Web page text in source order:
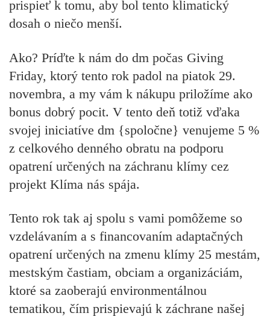
prispieť k tomu, aby bol tento klimatický
dosah o niečo menší.
Ako? Príďte k nám do dm počas Giving
Friday, ktorý tento rok padol na piatok 29.
novembra, a my vám k nákupu priložíme ako
bonus dobrý pocit. V tento deň totiž vďaka
svojej iniciatíve dm {spoločne} venujeme 5 %
z celkového denného obratu na podporu
opatrení určených na záchranu klímy cez
projekt Klíma nás spája.
Tento rok tak aj spolu s vami pomôžeme so
vzdelávaním a s financovaním adaptačných
opatrení určených na zmenu klímy 25 mestám,
mestským častiam, obciam a organizáciám,
ktoré sa zaoberajú environmentálnou
tematikou, čím prispievajú k záchrane našej